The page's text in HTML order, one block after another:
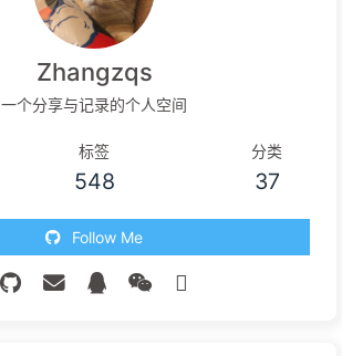
Zhangzqs
一个分享与记录的个人空间
标签
548
分类
37
Follow Me